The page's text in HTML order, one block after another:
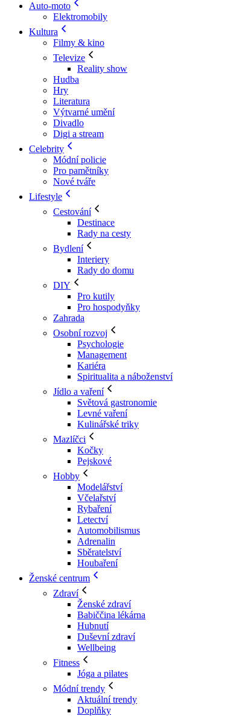
Auto-moto
Elektromobily
Kultura
Filmy & kino
Televize
Reality show
Hudba
Hry
Literatura
Výtvarné umění
Divadlo
Digi a stream
Celebrity
Módní policie
Pro pamětníky
Nové tváře
Lifestyle
Cestování
Destinace
Rady na cesty
Bydlení
Interiery
Rady do domu
DIY
Pro kutily
Pro hospodyňky
Zahrada
Osobní rozvoj
Psychologie
Management
Kariéra
Spiritualita a náboženství
Jídlo a vaření
Světová gastronomie
Levné vaření
Kulinářské triky
Mazlíčci
Kočky
Pejskové
Hobby
Modelářství
Včelařství
Rybaření
Letectví
Automobilismus
Adrenalin
Sběratelství
Houbaření
Ženské centrum
Zdraví
Ženské zdraví
Babiččina lékárna
Hubnutí
Duševní zdraví
Wellbeing
Fitness
Jóga a pilates
Módní trendy
Aktuální trendy
Doplňky